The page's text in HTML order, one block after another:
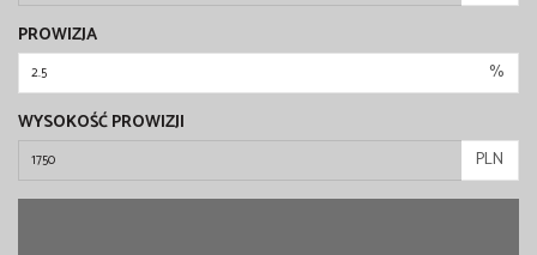
PROWIZJA
%
WYSOKOŚĆ PROWIZJI
PLN